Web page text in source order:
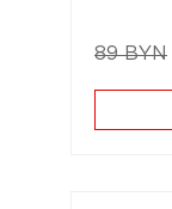
89 BYN